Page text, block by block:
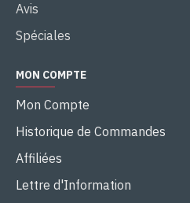
Avis
Spéciales
MON COMPTE
Mon Compte
Historique de Commandes
Affiliées
Lettre d'Information